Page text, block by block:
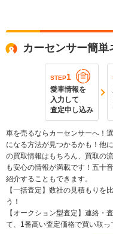
カーセンサー簡
STEP1
愛車情報を
入力して
査定申し込み
車を売るならカーセンサーへ！
になる方法が見つかるかも！他
の買取情報はもちろん、買取の
も安心の情報が満載です！五十
紹介することもできます。
【一括査定】数社の見積もりを
う！
【オークション型査定】連絡・
て、1番高い査定価格で買い取っ